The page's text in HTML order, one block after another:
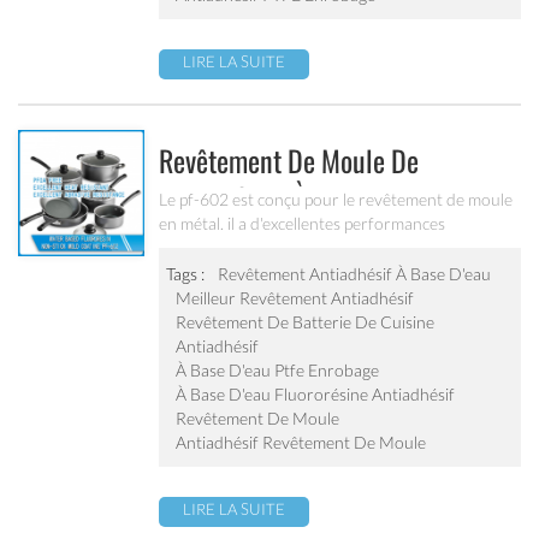
LIRE LA SUITE
Revêtement De Moule De
Fluororésine À Base D'eau
Antiadhésive Pf-602
Le pf-602 est conçu pour le revêtement de moule
en métal. il a d'excellentes performances
l'abrasion. il peut être employé pour l'aluminium,
l'acier et tout autre revêtement de moule en
métal.
Tags :
Revêtement Antiadhésif À Base D'eau
Meilleur Revêtement Antiadhésif
Revêtement De Batterie De Cuisine
Antiadhésif
À Base D'eau Ptfe Enrobage
À Base D'eau Fluororésine Antiadhésif
Revêtement De Moule
Antiadhésif Revêtement De Moule
LIRE LA SUITE